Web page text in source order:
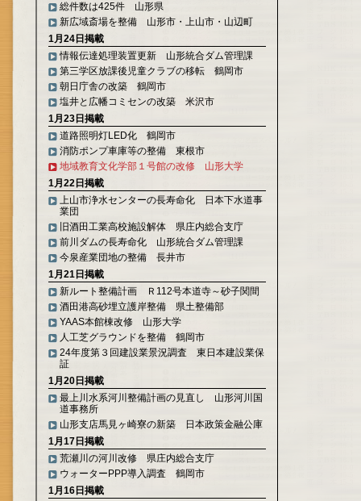
総件数は425件 山形県
新広域斎場を整備 山形市・上山市・山辺町
1月24日掲載
情報伝達処理装置更新 山形統合ダム管理課
第三学区放課後児童クラブの移転 鶴岡市
朝日庁舎の改築 鶴岡市
塩井と広幡コミセンの改築 米沢市
1月23日掲載
道路照明灯LED化 鶴岡市
消防ポンプ車庫等の整備 東根市
地域教育文化学部１号館の改修 山形大学
1月22日掲載
上山市浄水センターの長寿命化 日本下水道事
業団
旧酒田工業高校施設解体 県庄内総合支庁
前川ダムの長寿命化 山形統合ダム管理課
今泉産業団地の整備 長井市
1月21日掲載
新ルート整備計画 Ｒ112号本道寺～砂子関間
酒田港高砂埋立護岸整備 県土整備部
YAAS本館棟改修 山形大学
人工芝グラウンドを整備 鶴岡市
24年度第３回建設業景況調査 東日本建設業保
証
1月20日掲載
最上川水系河川整備計画の見直し 山形河川国
道事務所
山形支店馬見ヶ崎寮の新築 日本政策金融公庫
1月17日掲載
荒瀬川の河川改修 県庄内総合支庁
ウォーターPPP導入調査 鶴岡市
1月16日掲載